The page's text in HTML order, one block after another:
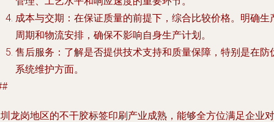
成本与交期 ：在保证质量的前提下，综合比较价格。明确生
周期和物流安排，确保不影响自身生产计划。
售后服务 ：了解是否提供技术支持和质量保障，特别是在防
系统维护方面。
龙岗地区的不干胶标签印刷产业成熟，能够全方位满足企业对